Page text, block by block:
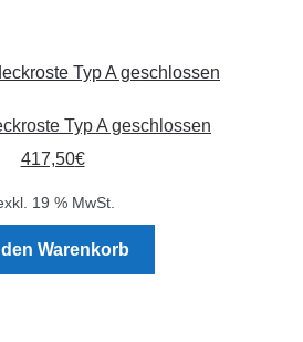
Typ A geschlossen
417,50€
19 % MwSt.
den Warenkorb